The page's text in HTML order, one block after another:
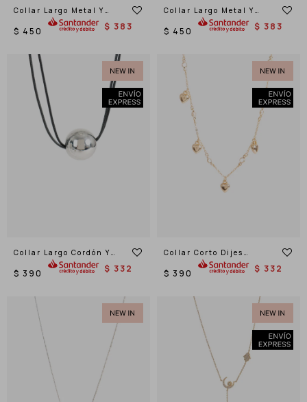
Collar Largo Metal Y
$ 450 $ 383
Collar Largo Metal Y
$ 450 $ 383
Collar Largo Cordón Y
$ 390 $ 332
Collar Corto Dijes
Corazones
$ 390 $ 332